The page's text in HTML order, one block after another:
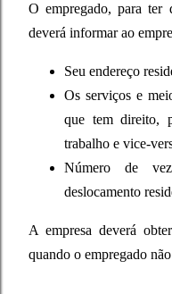
O empregado, para ter
deverá informar ao
Seu endereço
Os serviços e
que tem direito,
trabalho e vice-
Número de
deslocamento
A empresa deverá
quando o empregado